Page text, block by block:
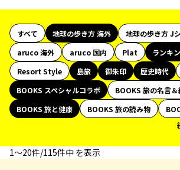
すべて 地球の歩き方 海外
地球の歩き方 J
aruco 海外
aruco 国内 Plat
ランキ
Resort Style
島旅 御朱印 歴史時代
BOOKS スペシャルコラボ
BOOKS 旅の名言＆
BOOKS 旅と健康
BOOKS 旅の読み物
1〜20件/115件中 を表示